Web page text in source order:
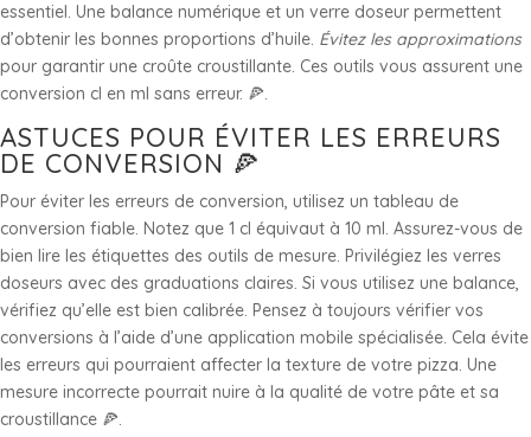
essentiel. Une balance numérique et un verre doseur permettent
d’obtenir les bonnes proportions d’huile. Évitez les approximations
pour garantir une croûte croustillante. Ces outils vous assurent une
conversion cl en ml sans erreur. 🍕.
ASTUCES POUR ÉVITER LES ERREURS
DE CONVERSION 🍕
Pour éviter les erreurs de conversion, utilisez un tableau de
conversion fiable. Notez que 1 cl équivaut à 10 ml. Assurez-vous de
bien lire les étiquettes des outils de mesure. Privilégiez les verres
doseurs avec des graduations claires. Si vous utilisez une balance,
vérifiez qu’elle est bien calibrée. Pensez à toujours vérifier vos
conversions à l’aide d’une application mobile spécialisée. Cela évite
les erreurs qui pourraient affecter la texture de votre pizza. Une
mesure incorrecte pourrait nuire à la qualité de votre pâte et sa
croustillance 🍕.